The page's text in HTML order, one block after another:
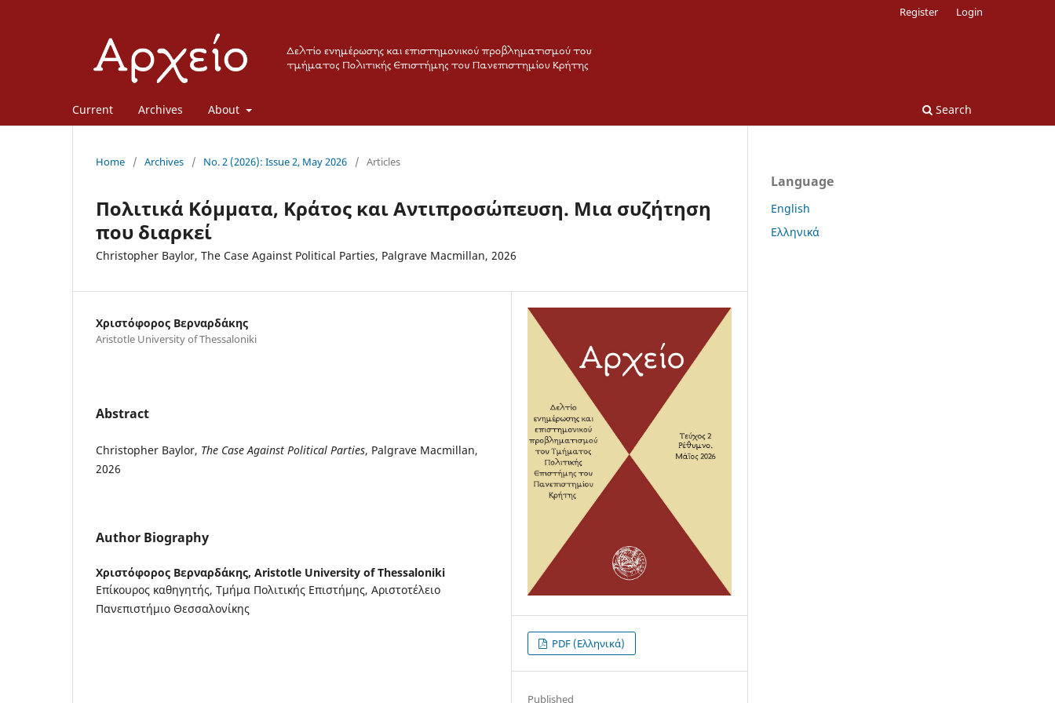
Current Archives About Search
Register Login
Home / Archives / No. 2 (2026): Issue 2, May 2026 / Articles
Πολιτικά Κόμματα, Κράτος και Αντιπροσώπευση. Μια συζήτηση
που διαρκεί
Christopher Baylor, The Case Against Political Parties, Palgrave Macmillan, 2026
Χριστόφορος Βερναρδάκης
Aristotle University of Thessaloniki
Abstract
Christopher Baylor, The Case Against Political Parties, Palgrave Macmillan,
2026
Author Biography
Χριστόφορος Βερναρδάκης, Aristotle University of Thessaloniki
Επίκουρος καθηγητής, Τμήμα Πολιτικής Επιστήμης, Αριστοτέλειο
Πανεπιστήμιο Θεσσαλονίκης
PDF (Ελληνικά)
Published
Language
English
Ελληνικά